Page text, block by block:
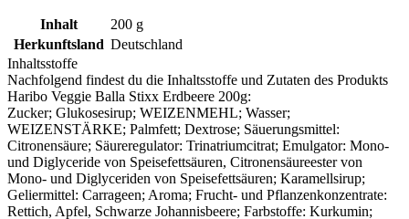
Inhalt 200 g
Herkunftsland Deutschland
Inhaltsstoffe
Nachfolgend findest du die Inhaltsstoffe und Zutaten des Produkts
Haribo Veggie Balla Stixx Erdbeere 200g:
Zucker; Glukosesirup; WEIZENMEHL; Wasser;
WEIZENSTÄRKE; Palmfett; Dextrose; Säuerungsmittel:
Citronensäure; Säureregulator: Trinatriumcitrat; Emulgator: Mono-
und Diglyceride von Speisefettsäuren, Citronensäureester von
Mono- und Diglyceriden von Speisefettsäuren; Karamellsirup;
Geliermittel: Carrageen; Aroma; Frucht- und Pflanzenkonzentrate:
Rettich, Apfel, Schwarze Johannisbeere; Farbstoffe: Kurkumin;